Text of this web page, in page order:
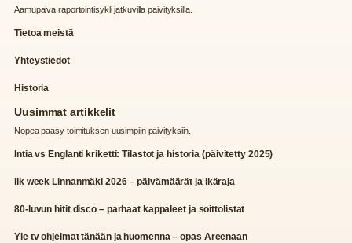
Aamupaiva raportointisykli jatkuvilla paivityksilla.
Tietoa meistä
Yhteystiedot
Historia
Uusimmat artikkelit
Nopea paasy toimituksen uusimpiin paivityksiin.
Intia vs Englanti kriketti: Tilastot ja historia (päivitetty 2025)
iik week Linnanmäki 2026 – päivämäärät ja ikäraja
80-luvun hitit disco – parhaat kappaleet ja soittolistat
Yle tv ohjelmat tänään ja huomenna – opas Areenaan